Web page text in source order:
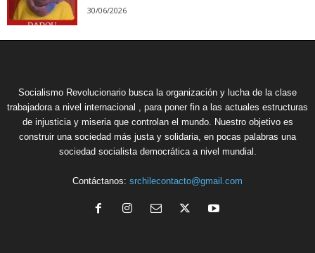
30/06/2026
Socialismo Revolucionario busca la organización y lucha de la clase
trabajadora a nivel internacional , para poner fin a las actuales estructuras
de injusticia y miseria que controlan el mundo. Nuestro objetivo es
construir una sociedad más justa y solidaria, en pocas palabras una
sociedad socialista democrática a nivel mundial.
Contáctanos: srchilecontacto@gmail.com